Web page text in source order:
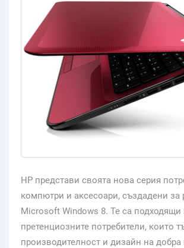
HP представи своята нова серия
компютри и аксесоари, създадени за
Microsoft Windows 8. Те са подходящи
претенциозните потребители, които
производителност и дизайн на добра